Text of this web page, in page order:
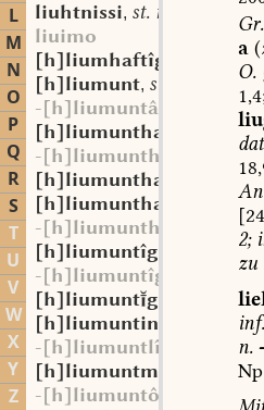
L
M
N
O
P
Q
R
S
T
U
V
W
X
Y
Z
liuhtnissi, st. n.
liuimo
[h]liumhaftîg
[h]liumunt, st. m. f.
-[h]liumuntâri
[h]liumunthaft
-[h]liumunthaftî
[h]liumunthaftîg
[h]liumunthaftgî
st. f.
-[h]liumunthaftôn
[h]liumuntîg
-[h]liumuntîg
[h]liumuntgî
[h]liumunting
-[h]liumuntlîh
[h]liumuntmâri
-[h]liumuntôn
Gr.
a(
O.
2;
zu
inf.
n.
Np